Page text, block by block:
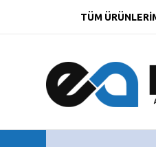
TÜM